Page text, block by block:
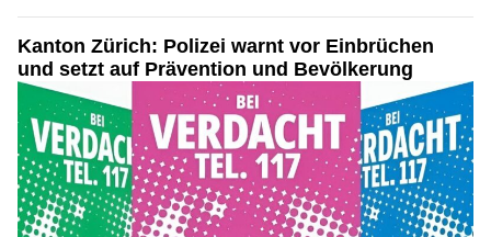
Kanton Zürich: Polizei warnt vor Einbrüchen
und setzt auf Prävention und Bevölkerung